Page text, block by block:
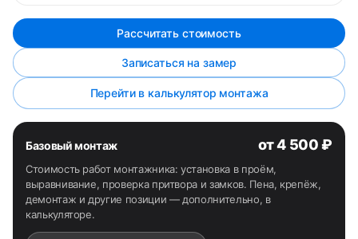
Рассчитать стоимость
Записаться на замер
Перейти в калькулятор монтажа
Базовый монтаж от 4 500 ₽
Стоимость работ монтажника: установка в проём,
выравнивание, проверка притвора и замков. Пена, крепёж,
демонтаж и другие позиции — дополнительно, в
калькуляторе.